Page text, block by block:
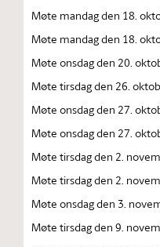
Møte mandag den 18.
Møte mandag den 18.
Møte onsdag den 20.
Møte tirsdag den 26.
Møte onsdag den 27.
Møte onsdag den 27.
Møte tirsdag den 2.
Møte tirsdag den 2.
Møte onsdag den 3.
Møte tirsdag den 9.